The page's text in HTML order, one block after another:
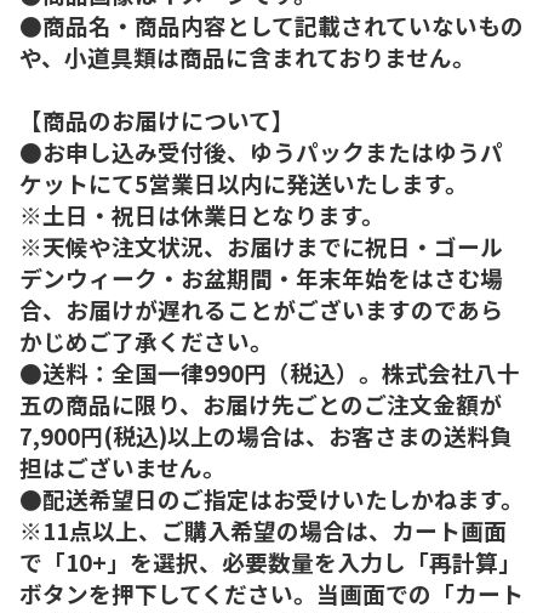
●商品名・商品内容として記載されていないもの
や、小道具類は商品に含まれておりません。
【商品のお届けについて】
●お申し込み受付後、ゆうパックまたはゆうパ
ケットにて5営業日以内に発送いたします。
※土日・祝日は休業日となります。
※天候や注文状況、お届けまでに祝日・ゴール
デンウィーク・お盆期間・年末年始をはさむ場
合、お届けが遅れることがございますのであら
かじめご了承ください。
●送料：全国一律990円（税込）。株式会社八十
五の商品に限り、お届け先ごとのご注文金額が
7,900円(税込)以上の場合は、お客さまの送料負
担はございません。
●配送希望日のご指定はお受けいたしかねます。
※11点以上、ご購入希望の場合は、カート画面
で「10+」を選択、必要数量を入力し「再計算」
ボタンを押下してください。当画面での「カート